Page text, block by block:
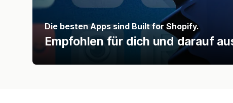
Die besten Apps sind Built for Shopify.
Empfohlen für dich und darauf